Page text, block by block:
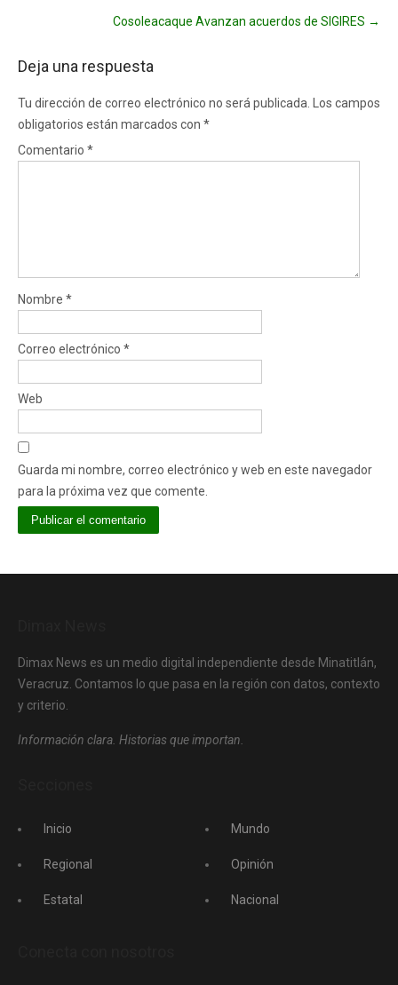
Cosoleacaque Avanzan acuerdos de SIGIRES →
Deja una respuesta
Tu dirección de correo electrónico no será publicada.
Los campos
obligatorios están marcados con *
Comentario *
Nombre *
Correo electrónico *
Web
Guarda mi nombre, correo electrónico y web en este navegador
para la próxima vez que comente.
Dimax News es un medio digital independiente desde Minatitlán,
Veracruz. Contamos lo que pasa en la región con datos, contexto
y criterio.
Información clara. Historias que importan.
Inicio
Regional
Estatal
Mundo
Opinión
Nacional